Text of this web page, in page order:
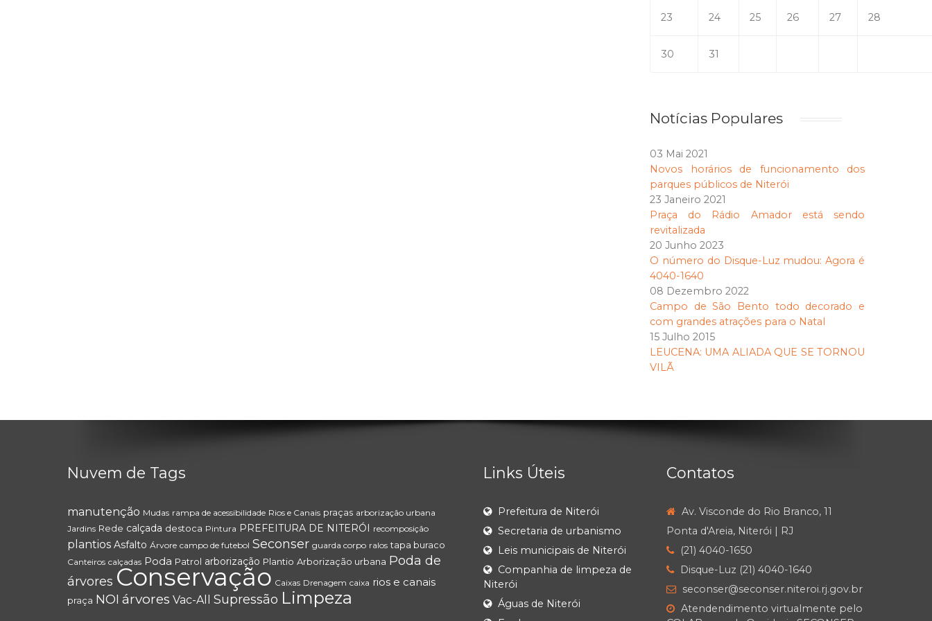
23 24 25 26 27 28
30 31
Notícias Populares
03 Mai 2021
Novos horários de funcionamento dos
parques públicos de Niterói
23 Janeiro 2021
Praça do Rádio Amador está sendo
revitalizada
20 Junho 2023
O número do Disque-Luz mudou: Agora é
4040-1640
08 Dezembro 2022
Campo de São Bento todo decorado e
com grandes atrações para o Natal
15 Julho 2015
LEUCENA: UMA ALIADA QUE SE TORNOU
VILÃ
Nuvem de Tags
manutenção Mudas rampa de acessibilidade Rios e Canais praças arborização urbana
Jardins Rede calçada destoca Pintura PREFEITURA DE NITERÓI recomposição
plantios Asfalto Árvore campo de futebol Seconser guarda corpo ralos tapa buraco
Canteiros calçadas Poda Patrol arborização Plantio Arborização urbana Poda de
árvores Conservação Caixas Drenagem caixa rios e canais
praça NOI árvores Vac-All Supressão Limpeza
Links Úteis
Prefeitura de Niterói
Secretaria de urbanismo
Leis municipais de Niterói
Companhia de limpeza de
Niterói
Águas de Niterói
Contatos
Av. Visconde do Rio Branco, 11
Ponta d'Areia, Niterói | RJ
(21) 4040-1650
Disque-Luz (21) 4040-1640
seconser@seconser.niteroi.rj.gov.br
Atendendimento virtualmente pelo